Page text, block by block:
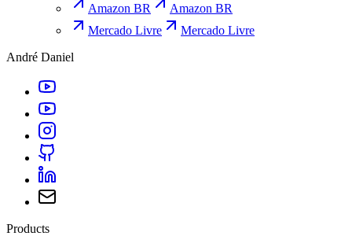
Amazon BR
Amazon BR
Mercado Livre
Mercado Livre
André Daniel
Products